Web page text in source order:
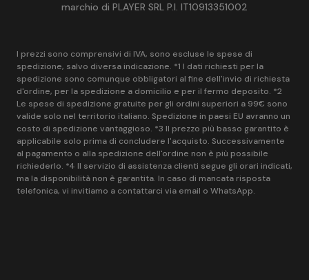
marchio di PLAYER SRL P.I. IT10913351002
I prezzi sono comprensivi di IVA, sono escluse le spese di
spedizione, salvo diversa indicazione. *1 I dati richiesti per la
spedizione sono comunque obbligatori al fine dell'invio di richiesta
d'ordine, per la spedizione a domicilio e per il fermo deposito. *2
Le spese di spedizione gratuite per gli ordini superiori a 99€ sono
valide solo nel territorio italiano. Spedizione in paesi EU avranno un
costo di spedizione vantaggioso. *3 Il prezzo più basso garantito è
applicabile solo prima di concludere l'acquisto. Successivamente
al pagamento o alla spedizione dell'ordine non è più possibile
richiederlo. *4 Il servizio di assistenza clienti segue gli orari indicati,
ma la disponibilità non è garantita. In caso di mancata risposta
telefonica, vi invitiamo a contattarci via email o WhatsApp.